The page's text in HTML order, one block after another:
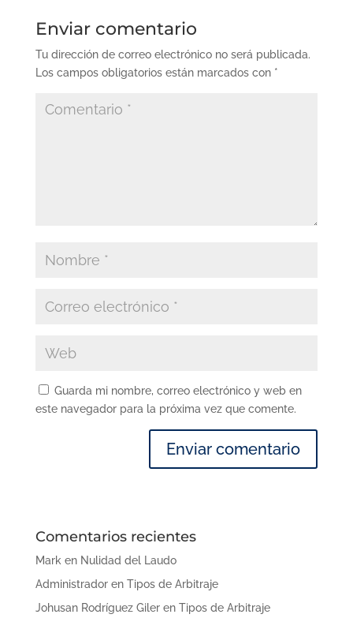
Enviar comentario
Tu dirección de correo electrónico no será publicada.
Los campos obligatorios están marcados con *
Guarda mi nombre, correo electrónico y web en
este navegador para la próxima vez que comente.
Comentarios recientes
Mark en Nulidad del Laudo
Administradoren Tipos de Arbitraje
Johusan Rodríguez Gileren Tipos de Arbitraje